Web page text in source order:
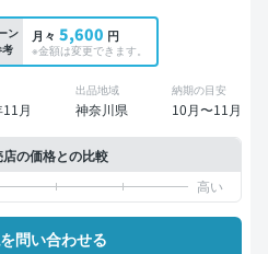
ン
月々 5,600 円
※金額は変更できます。
月
出品地域
神奈川県
納期の目安
10月〜11月
の価格との比較
問い合わせる